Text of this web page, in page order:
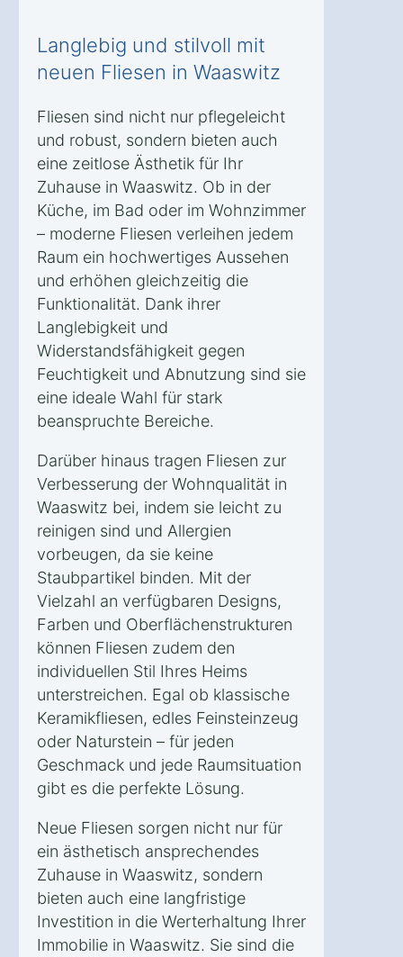
Langlebig und stilvoll mit
neuen Fliesen in Waaswitz
Fliesen sind nicht nur pflegeleicht
und robust, sondern bieten auch
eine zeitlose Ästhetik für Ihr
Zuhause in Waaswitz. Ob in der
Küche, im Bad oder im Wohnzimmer
– moderne Fliesen verleihen jedem
Raum ein hochwertiges Aussehen
und erhöhen gleichzeitig die
Funktionalität. Dank ihrer
Langlebigkeit und
Widerstandsfähigkeit gegen
Feuchtigkeit und Abnutzung sind sie
eine ideale Wahl für stark
beanspruchte Bereiche.
Darüber hinaus tragen Fliesen zur
Verbesserung der Wohnqualität in
Waaswitz bei, indem sie leicht zu
reinigen sind und Allergien
vorbeugen, da sie keine
Staubpartikel binden. Mit der
Vielzahl an verfügbaren Designs,
Farben und Oberflächenstrukturen
können Fliesen zudem den
individuellen Stil Ihres Heims
unterstreichen. Egal ob klassische
Keramikfliesen, edles Feinsteinzeug
oder Naturstein – für jeden
Geschmack und jede Raumsituation
gibt es die perfekte Lösung.
Neue Fliesen sorgen nicht nur für
ein ästhetisch ansprechendes
Zuhause in Waaswitz, sondern
bieten auch eine langfristige
Investition in die Werterhaltung Ihrer
Immobilie in Waaswitz. Sie sind die